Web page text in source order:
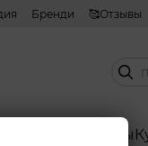
Бренди 🥰Отзывы
Combo наборы